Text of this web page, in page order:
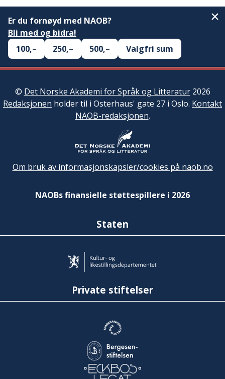
Er du fornøyd med NAOB?
Bli med og bidra!
100,–
250,– 500,– Valgfri sum
© Det Norske Akademi for Språk og Litteratur2026
Redaksjonen holder til i Osterhaus' gate 27 i Oslo. Kontakt
NAOB-redaksjonen.
Om bruk av informasjonskapsler/cookies på naob.no
NAOBs finansielle støttespillere i 2026
Staten
Private stiftelser